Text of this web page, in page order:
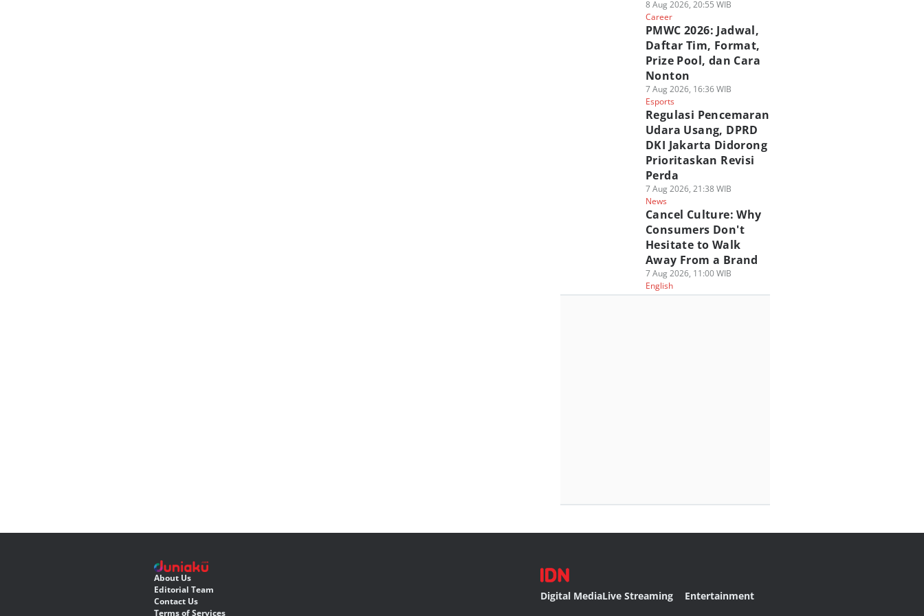
8 Aug 2026, 20:55 WIB
Career
PMWC 2026: Jadwal,
Daftar Tim, Format,
Prize Pool, dan Cara
Nonton
7 Aug 2026, 16:36 WIB
Esports
Regulasi Pencemaran
Udara Usang, DPRD
DKI Jakarta Didorong
Prioritaskan Revisi
Perda
7 Aug 2026, 21:38 WIB
News
Cancel Culture: Why
Consumers Don't
Hesitate to Walk
Away From a Brand
7 Aug 2026, 11:00 WIB
English
About Us
Editorial Team
Contact Us
Terms of Services
Digital MediaLive Streaming Entertainment